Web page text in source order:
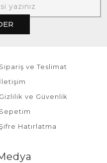
Sipariş ve Teslimat
İletişim
Gizlilik ve Güvenlik
Sepetim
Hatırlatma